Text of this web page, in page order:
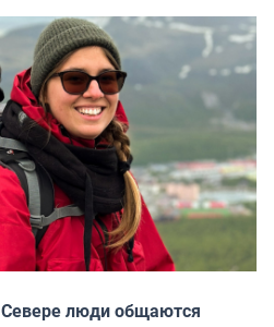
люди общаются